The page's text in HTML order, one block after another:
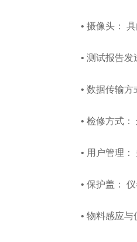
• 摄像头：
• 测试报告发
• 数据传输
• 检修方式
• 用户管理
• 保护盖：
• 物料感应